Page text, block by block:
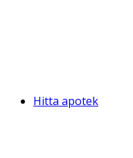
Hitta apotek